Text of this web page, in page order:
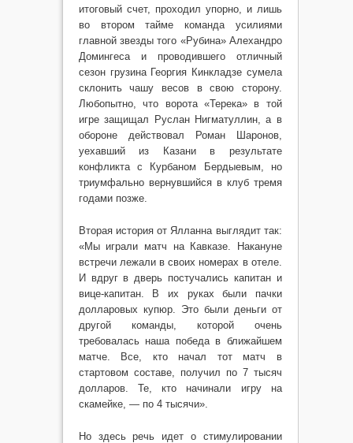
итоговый счет, проходил упорно, и лишь
во втором тайме команда усилиями
главной звезды того «Рубина» Алехандро
Домингеса и проводившего отличный
сезон грузина Георгия Кинкладзе сумела
склонить чашу весов в свою сторону.
Любопытно, что ворота «Терека» в той
игре защищал Руслан Нигматуллин, а в
обороне действовал Роман Шаронов,
уехавший из Казани в результате
конфликта с Курбаном Бердыевым, но
триумфально вернувшийся в клуб тремя
годами позже.
Вторая история от Ялланна выглядит так:
«Мы играли матч на Кавказе. Накануне
встречи лежали в своих номерах в отеле.
И вдруг в дверь постучались капитан и
вице-капитан. В их руках были пачки
долларовых купюр. Это были деньги от
другой команды, которой очень
требовалась наша победа в ближайшем
матче. Все, кто начал тот матч в
стартовом составе, получил по 7 тысяч
долларов. Те, кто начинали игру на
скамейке, — по 4 тысячи».
Но здесь речь идет о стимулировании